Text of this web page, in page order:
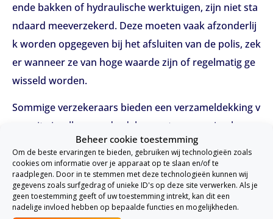
Beheer cookie toestemming
Om de beste ervaringen te bieden, gebruiken wij technologieën zoals
cookies om informatie over je apparaat op te slaan en/of te
raadplegen. Door in te stemmen met deze technologieën kunnen wij
gegevens zoals surfgedrag of unieke ID's op deze site verwerken. Als je
geen toestemming geeft of uw toestemming intrekt, kan dit een
nadelige invloed hebben op bepaalde functies en mogelijkheden.
ende bakken of hydraulische werktuigen, zijn niet sta
ndaard meeverzekerd. Deze moeten vaak afzonderlij
k worden opgegeven bij het afsluiten van de polis, zek
er wanneer ze van hoge waarde zijn of regelmatig ge
wisseld worden.
Sommige verzekeraars bieden een verzameldekking v
oor uitwisselbare onderdelen, met een maximale ver
goeding per aanbouwdeel. Het is belangrijk om hiero
ver duidelijke afspraken te maken in de polis.
Zijn onderdelen in opslag of tijdens transport v
erzekerd?